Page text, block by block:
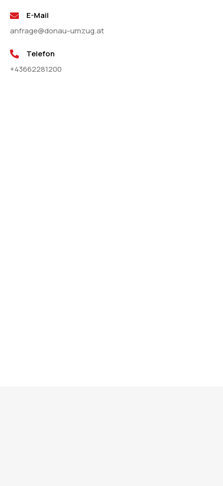
E-Mail
anfrage@donau-umzug.at
Telefon
+43662281200